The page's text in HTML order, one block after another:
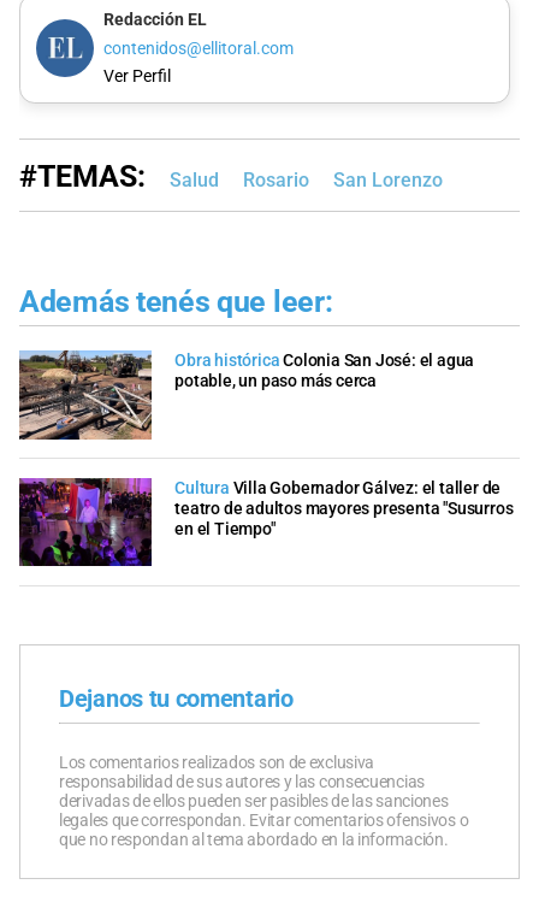
Redacción EL
contenidos@ellitoral.com
Ver Perfil
#TEMAS: Salud Rosario San Lorenzo
Además tenés que leer:
Obra históricaColonia San José: el agua
potable, un paso más cerca
Cultura Villa Gobernador Gálvez: el taller de
teatro de adultos mayores presenta "Susurros
en el Tiempo"
Dejanos tu comentario
Los comentarios realizados son de exclusiva
responsabilidad de sus autores y las consecuencias
derivadas de ellos pueden ser pasibles de las sanciones
legales que correspondan. Evitar comentarios ofensivos o
que no respondan al tema abordado en la información.